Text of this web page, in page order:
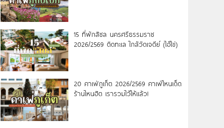
15 ที่พักสิชล นครศรีธรรมราช
2026/2569 ติดทะเล ใกล้วัดเจดีย์ (ไอ้ไข่)
20 คาเฟ่ภูเก็ต 2026/2569 คาเฟ่ไหนเด็ด
ร้านไหนฮิต เรารวมไว้ให้แล้ว!